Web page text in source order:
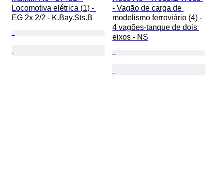
Locomotiva elétrica (1) -
EG 2x 2/2 - K.Bay.Sts.B
- Vagão de carga de
modelismo ferroviário (4) -
4 vagões-tanque de dois
eixos - NS